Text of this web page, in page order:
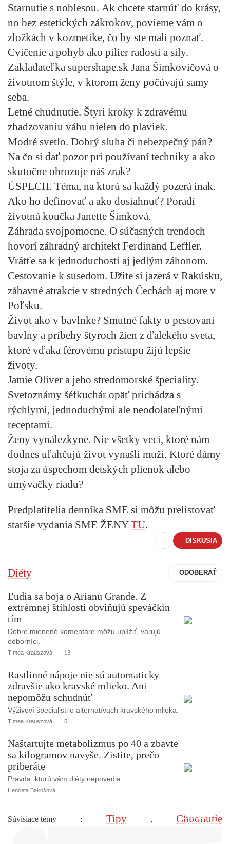
Starnutie s noblesou. Ak chcete starnúť do krásy,
no bez estetických zákrokov, povieme vám o
zložkách v kozmetike, čo by ste mali poznať.
Cvičenie a pohyb ako pilier radosti a sily.
Zakladateľka supershape.sk Jana Šimkovičová o
životnom štýle, v ktorom ženy počúvajú samy
seba.
Letné chudnutie. Štyri kroky k zdravému
zhadzovaniu váhu nielen do plaviek.
Modré svetlo. Dobrý sluha či nebezpečný pán?
Na čo si dať pozor pri používaní techniky a ako
skutočne ohrozuje náš zrak?
ÚSPECH. Téma, na ktorú sa každý pozerá inak.
Ako ho definovať a ako dosiahnuť? Poradí
životná koučka Janette Šimková.
Záhrada svojpomocne. O súčasných trendoch
hovorí záhradný architekt Ferdinand Leffler.
Vrátťe sa k jednoduchosti aj jedlým záhonom.
Cestovanie k susedom. Užite si jazerá v Rakúsku,
zábavné atrakcie v stredných Čechách aj more v
Poľsku.
Život ako v bavlnke? Smutné fakty o pestovaní
bavlny a príbehy štyroch žien z ďalekého sveta,
ktoré vďaka férovému prístupu žijú lepšie
životy.
Jamie Oliver a jeho stredomorské špeciality.
Svetoznámy šéfkuchár opäť prichádza s
rýchlymi, jednoduchými ale neodolateľnými
receptami.
Ženy vynálezkyne. Nie všetky veci, ktoré nám
dodnes uľahčujú život vynašli muži. Ktoré dámy
stoja za úspechom detských plienok alebo
umývačky riadu?
Predplatitelia denníka SME si môžu prelistovať
staršie vydania SME ŽENYTU.
DISKUSIA
Diéty
Ľudia sa boja o Arianu Grande. Z
extrémnej štíhlosti obviňujú speváčkin
tím
Dobre mienené komentáre môžu ublížiť, varujú
odborníci.
Tímea Krauszová 13
Rastlinné nápoje nie sú automaticky
zdravšie ako kravské mlieko. Ani
nepomôžu schudnúť
Výživoví špecialisti o alternatívach kravského mlieka.
Tímea Krauszová 5
Naštartujte metabolizmus po 40 a zbavte
sa kilogramov navyše. Zistite, prečo
priberáte
Pravda, ktorú vám diéty nepovedia.
Henrieta Bakošová
Súvisiace témy : Tipy , Chudnutie